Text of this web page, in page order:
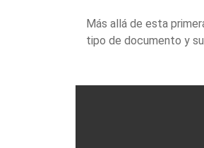
Más allá de esta
tipo de documento y